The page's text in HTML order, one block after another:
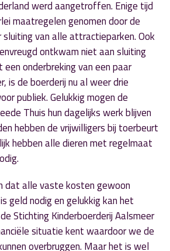
het gratis jeugdaanbod
werd aangetroffen. Enige tijd
maatregelen genomen door de
van alle attractieparken. Ook
ontkwam niet aan sluiting
onderbreking van een paar
is de boerderij nu al weer drie
publiek. Gelukkig mogen de
Thuis hun dagelijks werk blijven
hebben de vrijwilligers bij toerbeurt
hebben alle dieren met regelmaat
dat alle vaste kosten gewoon
geld nodig en gelukkig kan het
Stichting Kinderboerderij Aalsmeer
situatie kent waardoor we de
overbruggen. Maar het is wel